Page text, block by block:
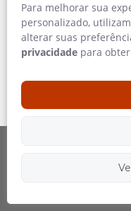
MAPA
LOCALIZAÇÃO
COMO
CHEGAR
CONTATO
ALTERAR
Para melhorar sua
personalizado,
alterar suas
privacidade para